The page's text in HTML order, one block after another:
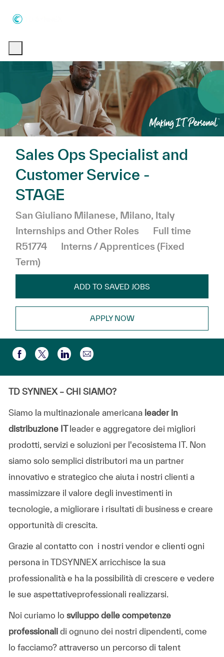
Sales Ops Specialist and
Customer Service -
STAGE
Location
San Giuliano Milanese, Milano, Italy
Internships and Other Roles
Job Type
Full time
R51774
Interns / Apprentices (Fixed
Term)
ADD TO SAVED JOBS
APPLY NOW
Share via Facebook
Share via twitter
Share via LinkedIn
Share via email
TD SYNNEX – CHI SIAMO?
Siamo la multinazionale americana leader in
distribuzione ITleader e aggregatore dei migliori
prodotti, servizi e soluzioni per l'ecosistema IT. Non
siamo solo semplici distributori ma un partner
innovativo e strategico che aiuta i nostri clienti a
massimizzare il valore degli investimenti in
tecnologie, a migliorare i risultati di business e creare
opportunità di crescita.
Grazie al contatto con i nostri vendor e clienti ogni
persona in TDSYNNEX arricchisce la sua
professionalità e ha la possibilità di crescere e vedere
le sue aspettativeprofessionali realizzarsi.
Noi curiamo lo sviluppo delle competenze
professionalidi ognuno dei nostri dipendenti, come
lo facciamo? attraverso un percorso di talent